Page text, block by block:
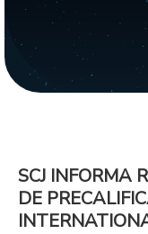
SCJ INFORMA
DE